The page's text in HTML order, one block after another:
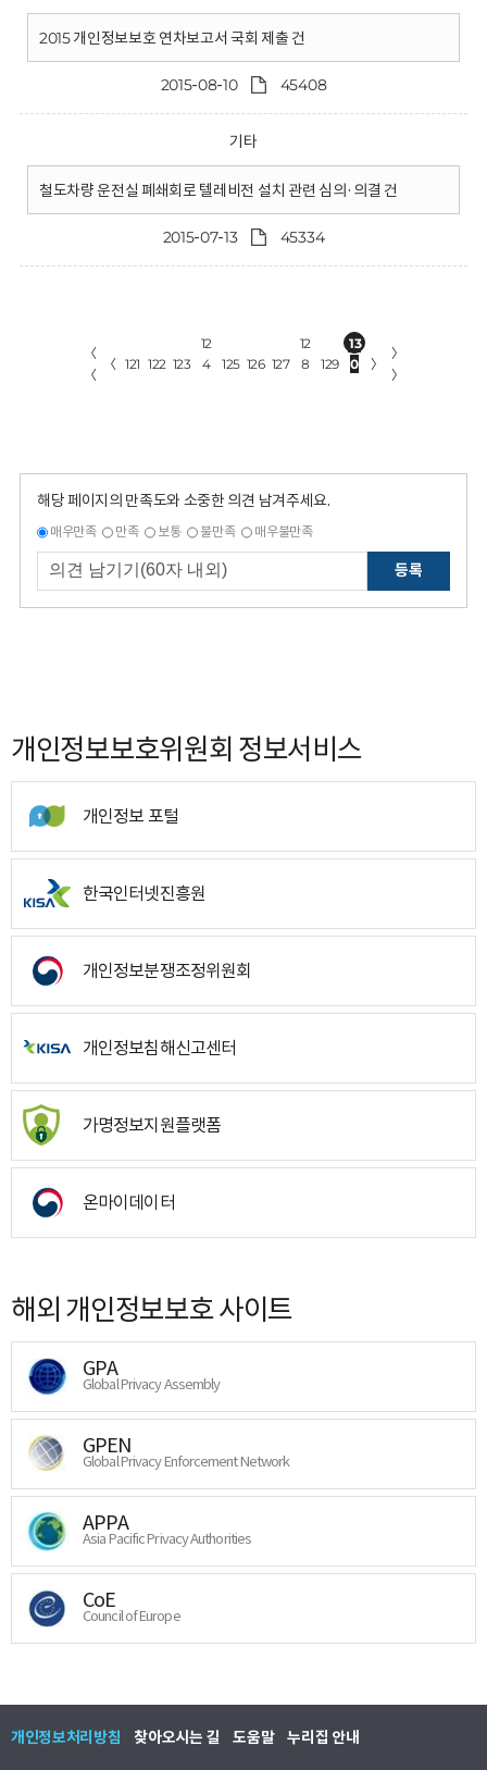
2015 개인정보보호 연차보고서 국회 제출 건
2015-08-10 45408
기타
철도차량 운전실 폐쇄회로 텔레비전 설치 관련 심의·의결 건
2015-07-13 45334
〈
〈
〈 121 122 123
12
4
125 126 127
12
8
129
13
0
〉
〉
〉
해당 페이지의 만족도와 소중한 의견 남겨주세요.
매우만족 만족 보통 불만족 매우불만족
등록
개인정보보호위원회 정보서비스
개인정보 포털
한국인터넷진흥원
개인정보분쟁조정위원회
개인정보침해신고센터
가명정보지원플랫폼
온마이데이터
해외 개인정보보호 사이트
GPA
Global Privacy Assembly
GPEN
Global Privacy Enforcement Network
APPA
Asia Pacific Privacy Authorities
CoE
Council of Europe
개인정보처리방침 찾아오시는 길 도움말 누리집 안내